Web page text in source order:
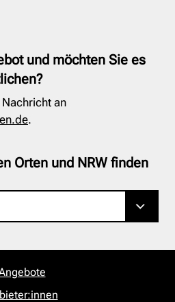
und möchten Sie es
an
.
Orten und NRW finden